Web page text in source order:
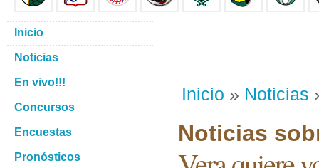
Inicio » Noticias
Noticias
Inicio
Noticias
En vivo!!!
Concursos
Encuestas
Pronósticos